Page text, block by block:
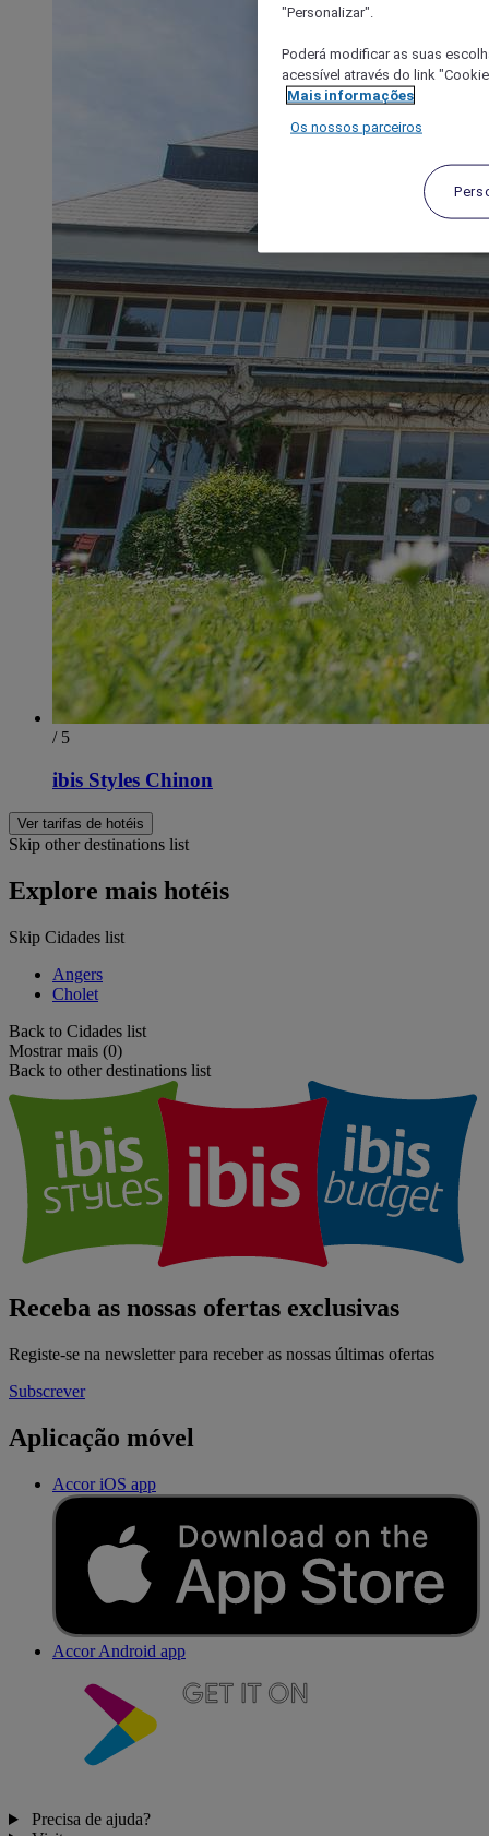
/ 5
ibis Styles Chinon
Ver tarifas de hotéis
Skip other destinations list
Explore mais hotéis
Skip Cidades list
Angers
Cholet
Back to Cidades list
Mostrar mais (0)
Back to other destinations list
Receba as nossas ofertas exclusivas
Registe-se na newsletter para receber as nossas últimas ofertas
Subscrever
Aplicação móvel
Accor iOS app
Accor Android app
Precisa de ajuda?
"Personalizar".
Poderá modificar as suas
acessível através do link
Mais informações
Os nossos parceiros